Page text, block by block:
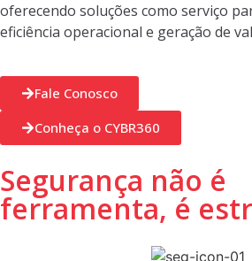
oferecendo soluções como serviço
eficiência operacional e geração de
Fale Conosco
Conheça o CYBR360
Segurança não é
ferramenta, é